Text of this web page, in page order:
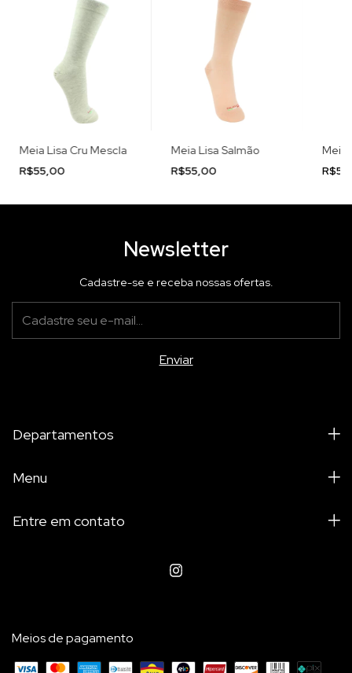
Meia Lisa Cru Mescla
R$55,00
Meia Lisa Salmão
R$55,00
Meia
Newsletter
Cadastre-se e receba nossas ofertas.
Departamentos
Menu
Entre em contato
Meios de pagamento